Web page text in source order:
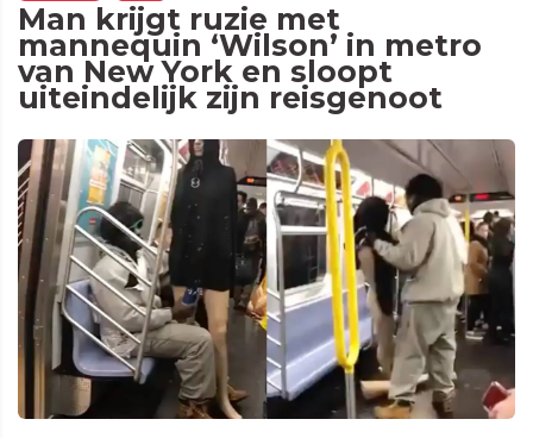
Man krijgt ruzie met
mannequin ‘Wilson’ in metro
van New York en sloopt
uiteindelijk zijn reisgenoot